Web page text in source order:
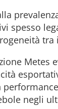
spesso
Metes
negli